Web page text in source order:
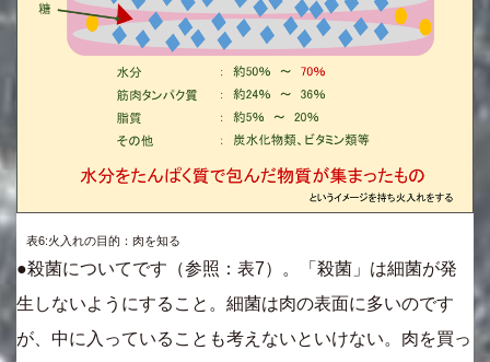
表6:火入れの目的：肉を知る
●殺菌についてです（参照：表7）。「殺菌」は細菌が発
生しないようにすること。細菌は肉の表面に多いのです
が、中に入っていることも考えないといけない。肉を買っ